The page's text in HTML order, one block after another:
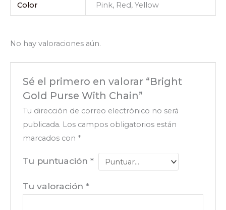
Color Pink, Red, Yellow
No hay valoraciones aún.
Sé el primero en valorar “Bright
Gold Purse With Chain”
Tu dirección de correo electrónico no será
publicada. Los campos obligatorios están
marcados con *
Tu puntuación*
Tu valoración*